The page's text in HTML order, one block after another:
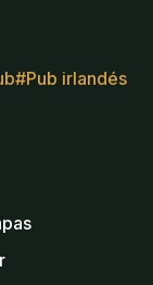
#Pub irlandés